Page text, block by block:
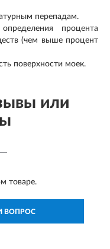
перепадам.
процента
(чем выше процент
поверхности моек.
или
товаре.
ВОПРОС